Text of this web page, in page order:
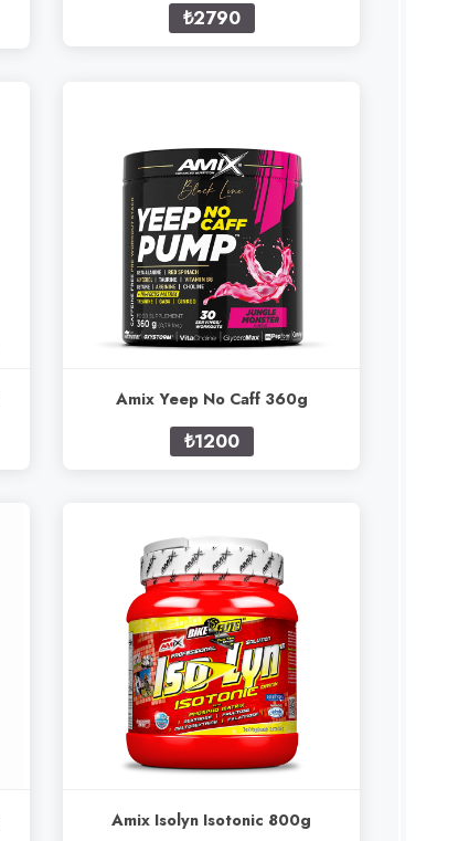
₺2790
Amix Yeep No Caff 360g
₺1200
Amix Isolyn Isotonic 800g